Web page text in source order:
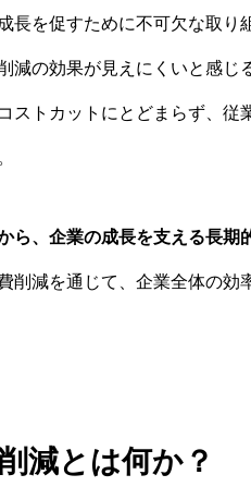
長を促すために不可欠な取り
減の効果が見えにくいと感じ
ストカットにとどまらず、従
ら、企業の成長を支える長期
削減を通じて、企業全体の効
減とは何か？